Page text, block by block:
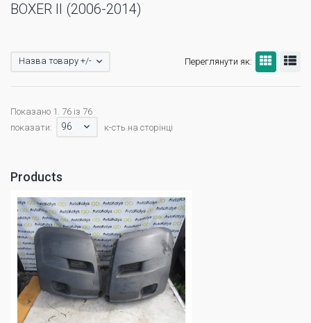
BOXER II (2006-2014)
Переглянути як:
Назва товару +/-
Показано 1. 76 із 76
показати:
96 к-сть на сторінці
Products